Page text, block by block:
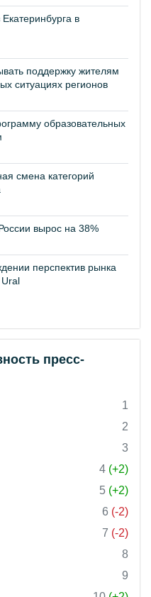
в
поддержку жителям
ситуациях регионов
образовательных
смена категорий
вырос на 38%
перспектив рынка
пресс-
1
2
3
4 (+2)
5 (+2)
6 (-2)
7 (-2)
8
9